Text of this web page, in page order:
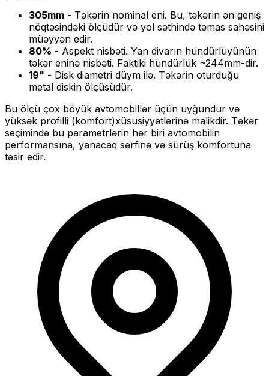
305mm - Təkərin nominal eni. Bu, təkərin ən geniş
nöqtəsindəki ölçüdür və yol səthində təmas sahəsini
müəyyən edir.
80% - Aspekt nisbəti. Yan divarın hündürlüyünün
təkər eninə nisbəti. Faktiki hündürlük ~244mm-dir.
19" - Disk diametri düym ilə. Təkərin oturduğu
metal diskin ölçüsüdür.
Bu ölçü çox böyük avtomobillər üçün uyğundur və
yüksək profilli (komfort)xüsusiyyətlərinə malikdir. Təkər
seçimində bu parametrlərin hər biri avtomobilin
performansına, yanacaq sərfinə və sürüş komfortuna
təsir edir.